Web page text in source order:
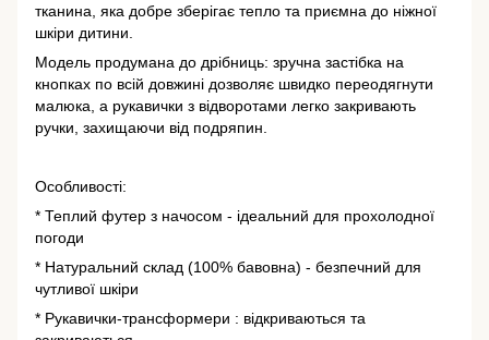
тканина, яка добре зберігає тепло та приємна до ніжної
шкіри дитини.
Модель продумана до дрібниць: зручна застібка на
кнопках по всій довжині дозволяє швидко переодягнути
малюка, а рукавички з відворотами легко закривають
ручки, захищаючи від подряпин.
Особливості:
* Теплий футер з начосом - ідеальний для прохолодної
погоди
* Натуральний склад (100% бавовна) - безпечний для
чутливої шкіри
* Рукавички-трансформери : відкриваються та